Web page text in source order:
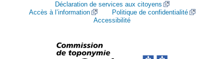
Déclaration de services aux citoyens
Accès à l’information
Politique de confidentialité
Accessibilité